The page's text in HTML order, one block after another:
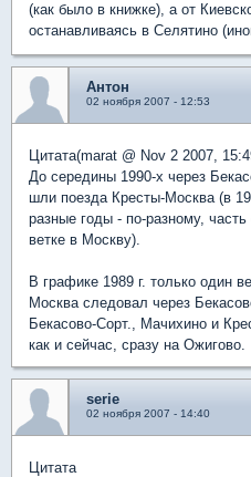
(как было в книжке), а от
останавливаясь в Селятино
Антон
02 ноября 2007 - 12:53
Цитата(marat @ Nov 2 2007,
До середины 1990-х через
шли поезда Кресты-Москва (в
разные годы - по-разному,
ветке в Москву).
В графике 1989 г. только один
Москва следовал через
Бекасово-Сорт., Мачихино и
как и сейчас, сразу на Ожигово.
serie
02 ноября 2007 - 14:40
Цитата